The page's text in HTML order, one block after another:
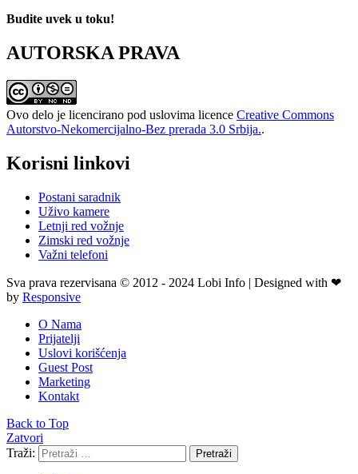
Budite uvek u toku!
AUTORSKA PRAVA
Ovo delo je licencirano pod uslovima licence Creative Commons
Autorstvo-Nekomercijalno-Bez prerada 3.0 Srbija..
Korisni linkovi
Postani saradnik
Uživo kamere
Letnji red vožnje
Zimski red vožnje
Važni telefoni
Sva prava rezervisana © 2012 - 2024 Lobi Info | Designed with ❤
by Responsive
O Nama
Prijatelji
Uslovi korišćenja
Guest Post
Marketing
Kontakt
Back to Top
Zatvori
Traži:
Pretraži